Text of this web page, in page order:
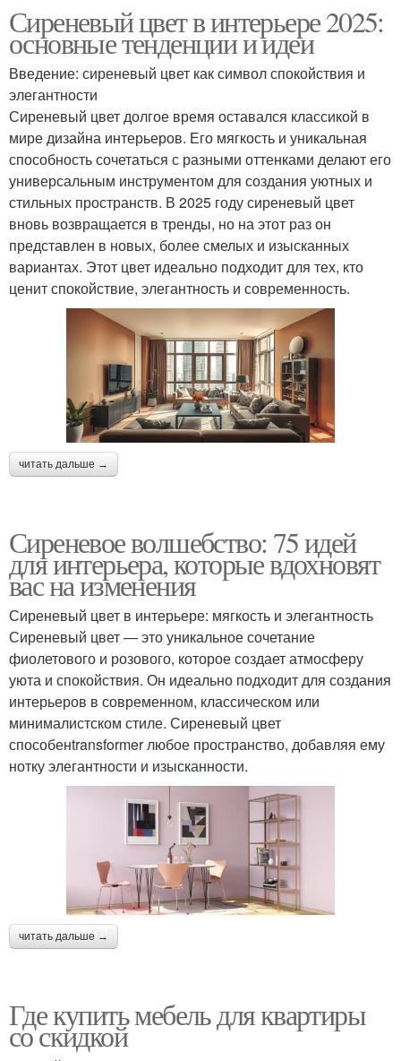
Сиреневый цвет в интерьере 2025:
основные тенденции и идеи
Введение: сиреневый цвет как символ спокойствия и
элегантности
Сиреневый цвет долгое время оставался классикой в
мире дизайна интерьеров. Его мягкость и уникальная
способность сочетаться с разными оттенками делают его
универсальным инструментом для создания уютных и
стильных пространств. В 2025 году сиреневый цвет
вновь возвращается в тренды, но на этот раз он
представлен в новых, более смелых и изысканных
вариантах. Этот цвет идеально подходит для тех, кто
ценит спокойствие, элегантность и современность.
читать дальше →
Сиреневое волшебство: 75 идей
для интерьера, которые вдохновят
вас на изменения
Сиреневый цвет в интерьере: мягкость и элегантность
Сиреневый цвет — это уникальное сочетание
фиолетового и розового, которое создает атмосферу
уюта и спокойствия. Он идеально подходит для создания
интерьеров в современном, классическом или
минималистском стиле. Сиреневый цвет
способенtransformer любое пространство, добавляя ему
нотку элегантности и изысканности.
читать дальше →
Где купить мебель для квартиры
со скидкой